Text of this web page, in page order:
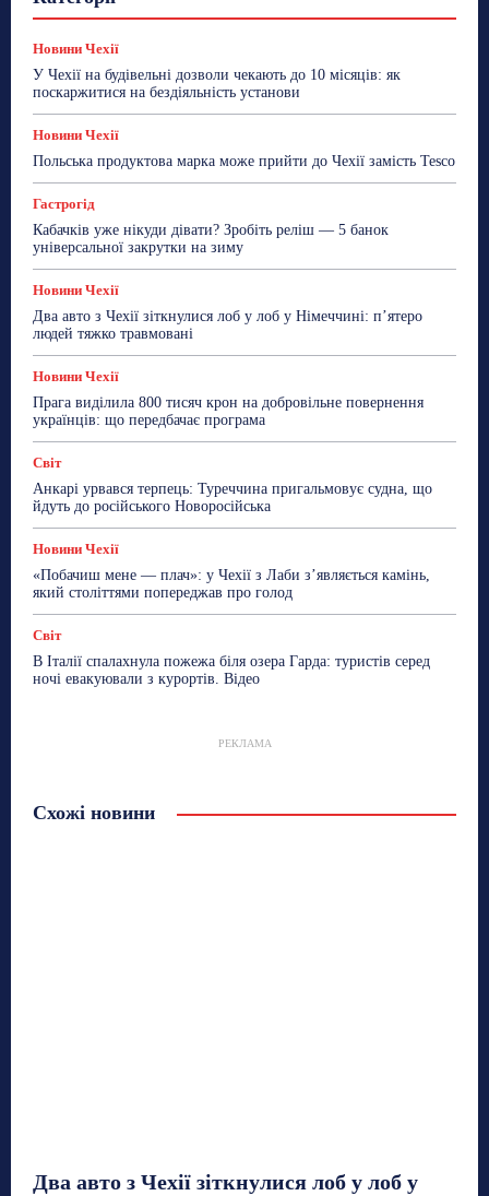
Лайфстайл
Мандри Мова
Новини України
Новини Чехії
Робота
Сад та город Світ
ТехноМанія
Топ-новини Фоторепортаж
Новини Чехії
У Чехії на будівельні дозволи чекають до 10 місяців: як
поскаржитися на бездіяльність установи
Новини Чехії
Польська продуктова марка може прийти до Чехії замість Tesco
Гастрогід
Кабачків уже нікуди дівати? Зробіть реліш — 5 банок
універсальної закрутки на зиму
Новини Чехії
Два авто з Чехії зіткнулися лоб у лоб у Німеччині: п’ятеро
людей тяжко травмовані
Новини Чехії
Прага виділила 800 тисяч крон на добровільне повернення
українців: що передбачає програма
Світ
Анкарі урвався терпець: Туреччина пригальмовує судна, що
йдуть до російського Новоросійська
Новини Чехії
«Побачиш мене — плач»: у Чехії з Лаби з’являється камінь,
який століттями попереджав про голод
Світ
В Італії спалахнула пожежа біля озера Гарда: туристів серед
ночі евакуювали з курортів. Відео
РЕКЛАМА
Схожі новини
Два авто з Чехії зіткнулися лоб у лоб у